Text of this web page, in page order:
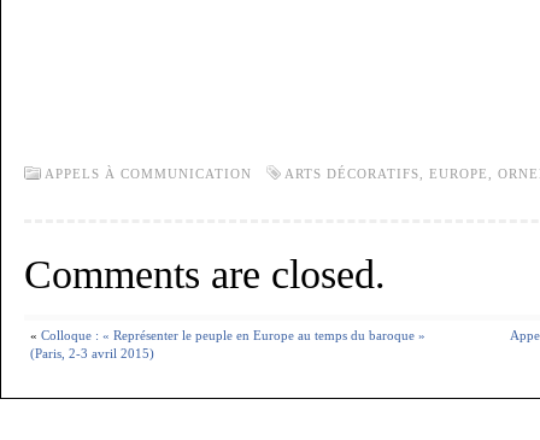
APPELS À COMMUNICATION ARTS DÉCORATIFS EUROPE
Comments are closed.
« Colloque : « Représenter le peuple en Europe au temps du baroque »
(Paris, 2-3 avril 2015)